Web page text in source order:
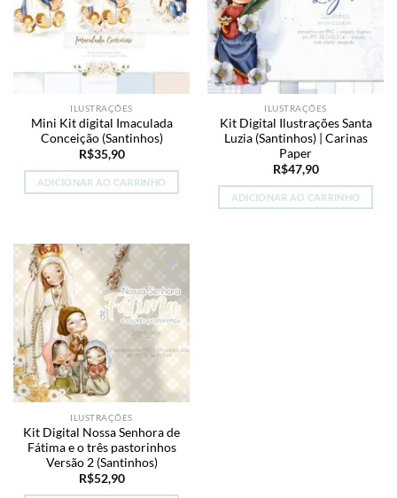
ILUSTRAÇÕES
Mini Kit digital Imaculada
Conceição (Santinhos)
R$35,90
ADICIONAR AO CARRINHO
ILUSTRAÇÕES
Kit Digital Ilustrações Santa
Luzia (Santinhos) | Carinas
Paper
R$47,90
ADICIONAR AO CARRINHO
Add to
wishlist
ILUSTRAÇÕES
Kit Digital Nossa Senhora de
Fátima e o três pastorinhos
Versão 2 (Santinhos)
R$52,90